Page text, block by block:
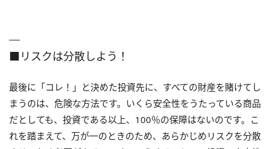
■リスクは分散しよう！
最後に「コレ！」と決めた投資先に、すべての財産を賭けてし
まうのは、危険な方法です。いくら安全性をうたっている商品
だとしても、投資である以上、100％の保障はないのです。こ
れを踏まえて、万が一のときのため、あらかじめリスクを分散